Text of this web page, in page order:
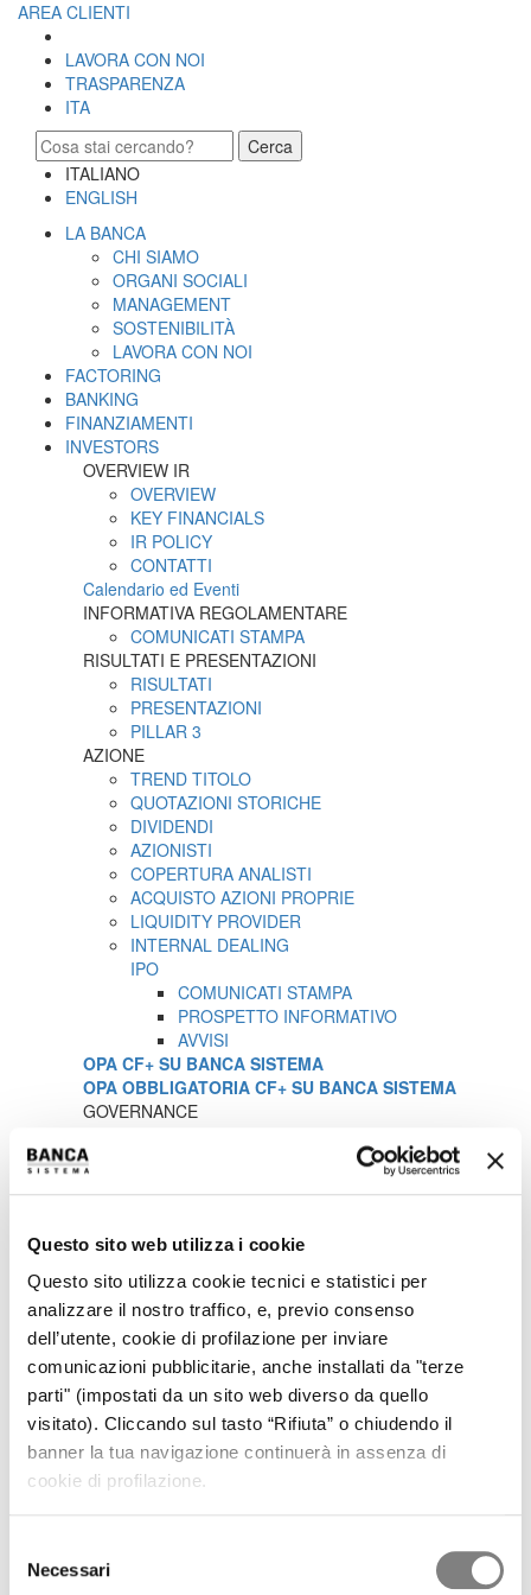
Questo sito web utilizza i cookie
Questo sito utilizza cookie tecnici e statistici per
analizzare il nostro traffico, e, previo consenso
dell’utente, cookie di profilazione per inviare
comunicazioni pubblicitarie, anche installati da "terze
parti" (impostati da un sito web diverso da quello
visitato). Cliccando sul tasto “Rifiuta” o chiudendo il
banner la tua navigazione continuerà in assenza di
cookie di profilazione.
delNecessari
AREA CLIENTI
LAVORA CON NOI
TRASPARENZA
ITA
Cerca
ITALIANO
ENGLISH
LA BANCA
CHI SIAMO
ORGANI SOCIALI
MANAGEMENT
SOSTENIBILITÀ
LAVORA CON NOI
FACTORING
BANKING
FINANZIAMENTI
INVESTORS
OVERVIEW IR
OVERVIEW
KEY FINANCIALS
IR POLICY
CONTATTI
Calendario ed Eventi
INFORMATIVA REGOLAMENTARE
COMUNICATI STAMPA
RISULTATI E PRESENTAZIONI
RISULTATI
PRESENTAZIONI
PILLAR 3
AZIONE
TREND TITOLO
QUOTAZIONI STORICHE
DIVIDENDI
AZIONISTI
COPERTURA ANALISTI
ACQUISTO AZIONI PROPRIE
LIQUIDITY PROVIDER
INTERNAL DEALING
IPO
COMUNICATI STAMPA
PROSPETTO INFORMATIVO
AVVISI
OPA CF+ SU BANCA SISTEMA
OPA OBBLIGATORIA CF+ SU BANCA SISTEMA
GOVERNANCE
OPERAZIONI SOCIETARIE
PARTI CORRELATE E SOGGETTI COLLEGATI
PROCEDURA IN MATERIA DI MARKET ABUSE
VOTO MAGGIORATO
MEDIA
COMUNICATI STAMPA
CONTATTI
CONTATTI
Internal Dealing
relative agli obblighi informativi previsti a carico dei soggetti
rilevanti, e delle persone strettamente legate ai soggetti rilevanti